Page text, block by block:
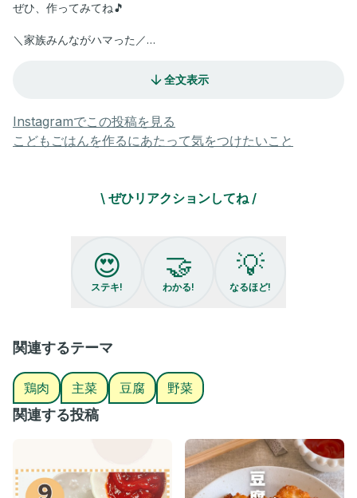
ぜひ、作ってみてね🎵
＼家族みんながハマった／
豆腐 1p150g（水切りする）
玉ねぎ 半分
◆塩コショウ 少々
◆砂糖 小さじ2
①豆腐は事前にキッチンペーパーに包み重しを乗せ水切りしてお
き、鶏むね肉は1㎝角くらいにカット。玉ねぎはみじん切りする。
て混ぜる。
③フライパンに多めの油を引き、②をスプーンで形を整えながら
油に落とす。
④中火で両面焼き色がついたら完成！
豆腐 19円
玉ねぎ 20円
全文表示
Instagramでこの投稿を見る
こどもごはんを作るにあたって気をつけたいこと
\ ぜひリアクションしてね /
😍
ステキ!
🤝
わかる!
💡
なるほど!
関連するテーマ
鶏肉 主菜 豆腐 野菜
関連する投稿